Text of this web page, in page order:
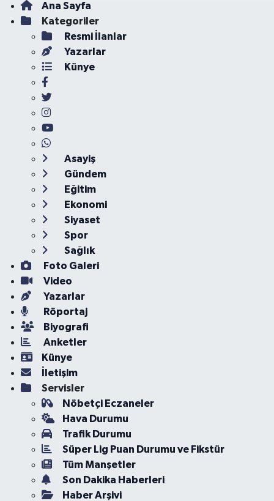
Ana Sayfa
Kategoriler
Resmi İlanlar
Yazarlar
Künye
Asayiş
Gündem
Eğitim
Ekonomi
Siyaset
Spor
Sağlık
Foto Galeri
Video
Yazarlar
Röportaj
Biyografi
Anketler
Künye
İletişim
Servisler
Nöbetçi Eczaneler
Hava Durumu
Trafik Durumu
Süper Lig Puan Durumu ve Fikstür
Tüm Manşetler
Son Dakika Haberleri
Haber Arşivi